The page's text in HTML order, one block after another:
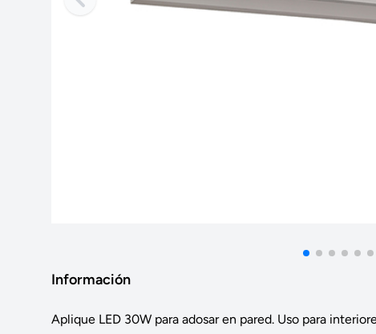
Información
Aplique LED 30W para adosar en pared. Uso para